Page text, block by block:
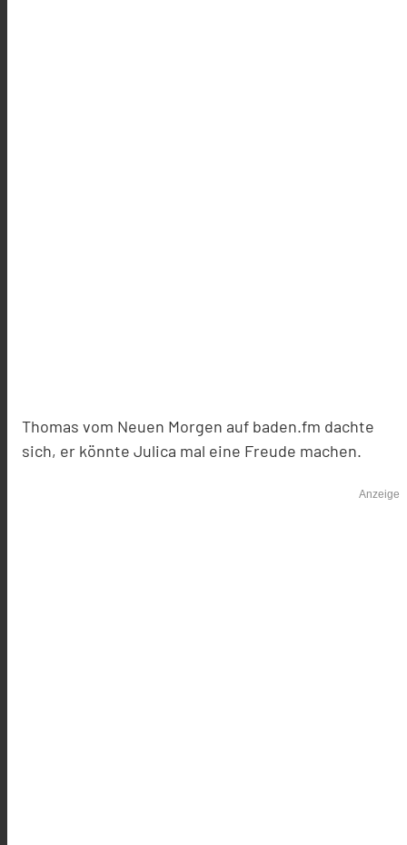
Thomas vom Neuen Morgen auf baden.fm dachte
sich, er könnte Julica mal eine Freude machen.
Anzeige